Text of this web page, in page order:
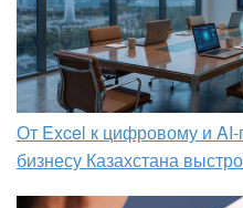
От Excel к цифровому и
бизнесу Казахстана